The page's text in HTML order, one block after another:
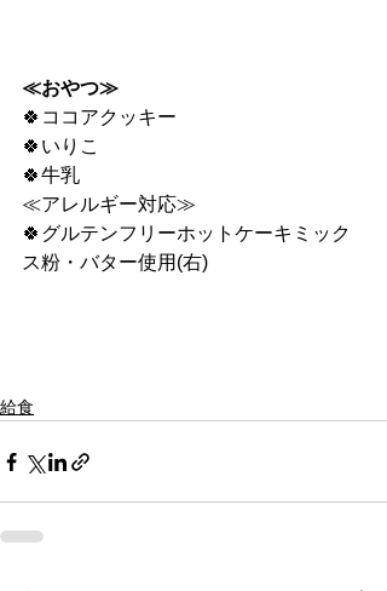
≪おやつ≫
🍀ココアクッキー
🍀いりこ
🍀牛乳
≪アレルギー対応≫
🍀グルテンフリーホットケーキミック
ス粉・バター使用(右)
給食